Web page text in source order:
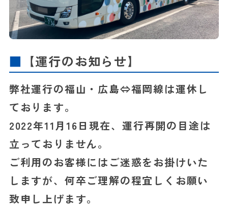
【運行のお知らせ】
弊社運行の福山・広島⇔福岡線は運休し
ております。
2022年11月16日現在、運行再開の目途は
立っておりません。
ご利用のお客様にはご迷惑をお掛けいた
しますが、何卒ご理解の程宜しくお願い
致申し上げます。